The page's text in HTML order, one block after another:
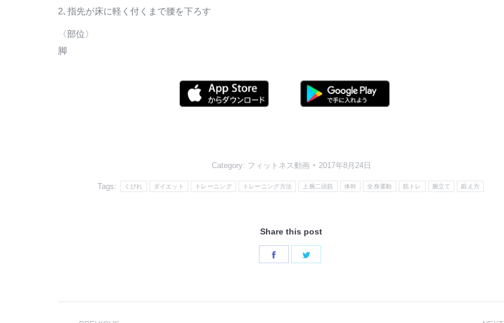
2､指先が床に軽く付くまで腰を下ろす
〈部位〉
脚
Category: フィットネス動画 2017年8月24日
Tags: くびれ ダイエット トレーニング トレーニング方法 上腕二頭筋 体幹 全身運動 筋トレ 腕立て 鍛え方
Share this post
Share